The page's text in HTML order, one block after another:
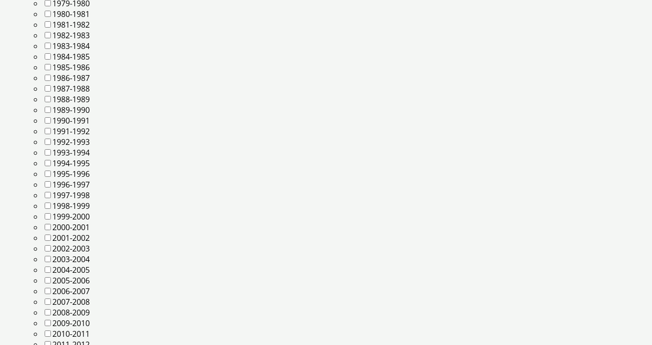
1979-1980
1980-1981
1981-1982
1982-1983
1983-1984
1984-1985
1985-1986
1986-1987
1987-1988
1988-1989
1989-1990
1990-1991
1991-1992
1992-1993
1993-1994
1994-1995
1995-1996
1996-1997
1997-1998
1998-1999
1999-2000
2000-2001
2001-2002
2002-2003
2003-2004
2004-2005
2005-2006
2006-2007
2007-2008
2008-2009
2009-2010
2010-2011